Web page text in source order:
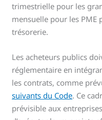
trimestrielle pour les
mensuelle pour les
trésorerie.
Les acheteurs publics
réglementaire en
les contrats, comme
suivants du Code. Ce
prévisible aux